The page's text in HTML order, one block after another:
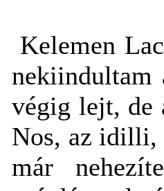
Kelemen
nekiindultam
végig lejt, de
Nos, az idilli,
már